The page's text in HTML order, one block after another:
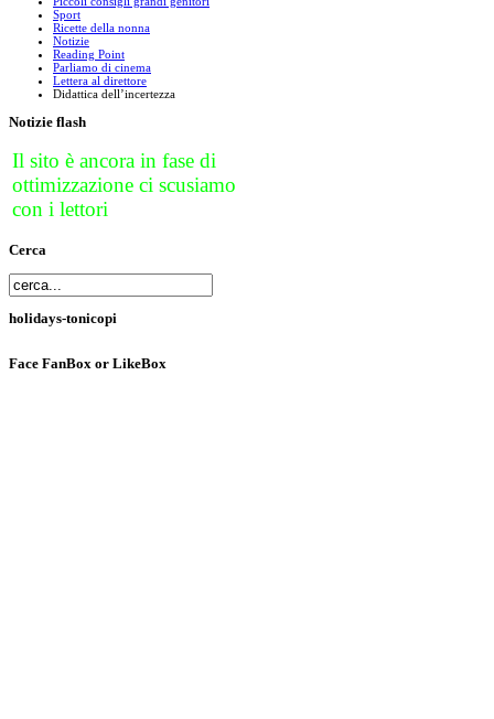
Sport
Ricette della nonna
Notizie
Reading Point
Parliamo di cinema
Lettera al direttore
Didattica dell’incertezza
Notizie flash
Il sito è ancora in fase di
ottimizzazione ci scusiamo
con i lettori
Cerca
holidays-tonicopi
Face FanBox or LikeBox